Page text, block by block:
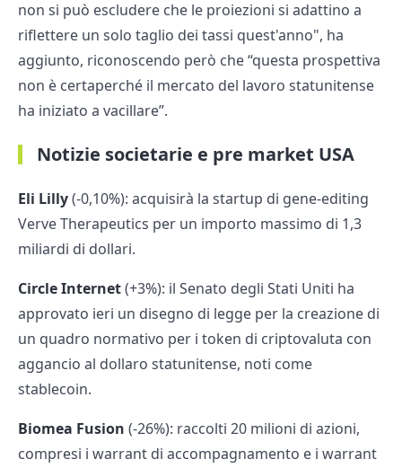
non si può escludere che le proiezioni si adattino a
riflettere un solo taglio dei tassi quest'anno", ha
aggiunto, riconoscendo però che “questa prospettiva
non è certaperché il mercato del lavoro statunitense
ha iniziato a vacillare”.
Notizie societarie e pre market USA
Eli Lilly(-0,10%): acquisirà la startup di gene-editing
Verve Therapeutics per un importo massimo di 1,3
miliardi di dollari.
Circle Internet(+3%): il Senato degli Stati Uniti ha
approvato ieri un disegno di legge per la creazione di
un quadro normativo per i token di criptovaluta con
aggancio al dollaro statunitense, noti come
stablecoin.
Biomea Fusion (-26%): raccolti 20 milioni di azioni,
compresi i warrant di accompagnamento e i warrant